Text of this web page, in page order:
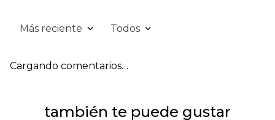
Más reciente Todos
Cargando comentarios…
también te puede gustar